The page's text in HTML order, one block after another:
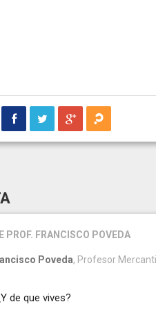
PROF. FRANCISCO POVEDA
Poveda, Profesor
de que vives?